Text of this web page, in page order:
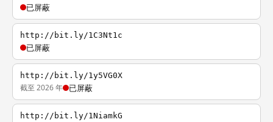
已屏蔽
http://bit.ly/1C3Nt1c
已屏蔽
http://bit.ly/1y5VG0X
截至 2026 年 已屏蔽
http://bit.ly/1NiamkG